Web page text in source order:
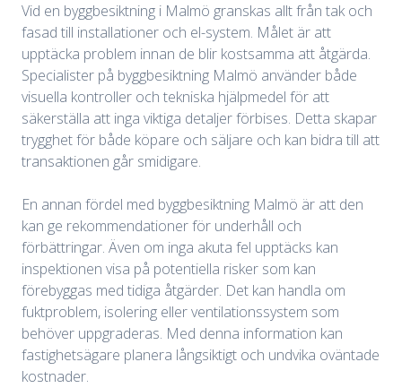
Vid en byggbesiktning i Malmö granskas allt från tak och
fasad till installationer och el-system. Målet är att
upptäcka problem innan de blir kostsamma att åtgärda.
Specialister på byggbesiktning Malmö använder både
visuella kontroller och tekniska hjälpmedel för att
säkerställa att inga viktiga detaljer förbises. Detta skapar
trygghet för både köpare och säljare och kan bidra till att
transaktionen går smidigare.
En annan fördel med byggbesiktning Malmö är att den
kan ge rekommendationer för underhåll och
förbättringar. Även om inga akuta fel upptäcks kan
inspektionen visa på potentiella risker som kan
förebyggas med tidiga åtgärder. Det kan handla om
fuktproblem, isolering eller ventilationssystem som
behöver uppgraderas. Med denna information kan
fastighetsägare planera långsiktigt och undvika oväntade
kostnader.